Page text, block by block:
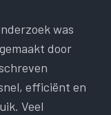
was
door
efficiënt en
Veel